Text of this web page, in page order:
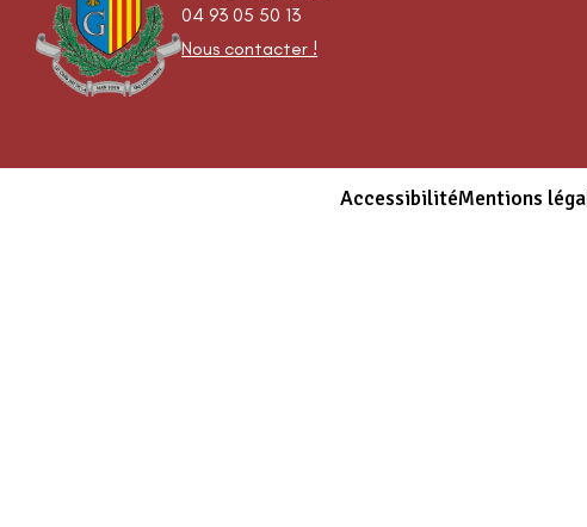
04 93 05 50 13
Nous contacter !
AccessibilitéMentions